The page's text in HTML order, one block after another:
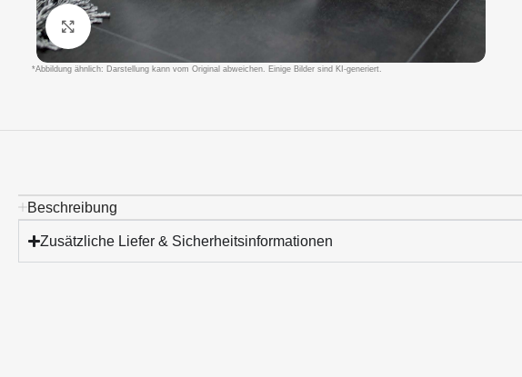
Klicken um zu vergrößern
*Abbildung ähnlich: Darstellung kann vom Original abweichen. Einige Bilder sind KI-generiert.
Beschreibung
Zusätzliche Liefer & Sicherheitsinformationen